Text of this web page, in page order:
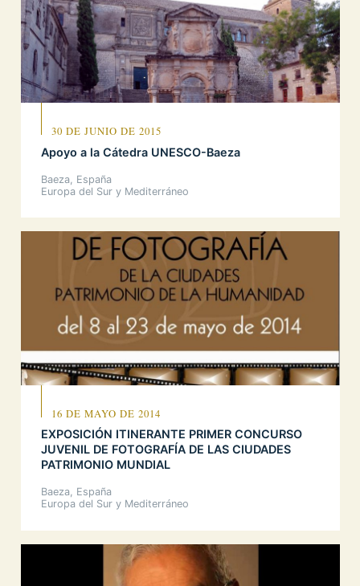
30 DE JUNIO DE 2015
Apoyo a la Cátedra UNESCO-Baeza
Baeza, España
Europa del Sur y Mediterráneo
16 DE MAYO DE 2014
EXPOSICIÓN ITINERANTE PRIMER CONCURSO
JUVENIL DE FOTOGRAFÍA DE LAS CIUDADES
PATRIMONIO MUNDIAL
Baeza, España
Europa del Sur y Mediterráneo